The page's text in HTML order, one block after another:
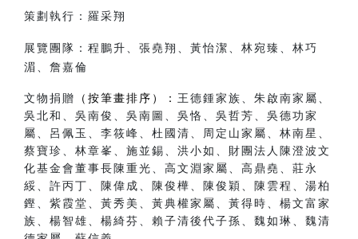
策劃執行：羅采翔
展覽團隊：程鵬升、張堯翔、黃怡潔、林宛臻、林巧
湄、詹嘉倫
文物捐贈 （按筆畫排序） ： 王德鍾家族、朱啟南家屬、
吳北和、吳南俊、吳南圖、吳恪、吳哲芳、吳德功家
屬、呂佩玉、李筱峰、杜國清、周定山家屬、林南星、
蔡寶珍、林章峯、施並錫、洪小如、財團法人陳澄波文
化基金會董事長陳重光、高文淵家屬、高鼎堯、莊永
綏、許丙丁、陳偉成、陳俊樺、陳俊穎、陳雲程、湯柏
鏗、紫霞堂、黃秀美、黃典權家屬、黃得時、楊文富家
族、楊智雄、楊綺芬、賴子清後代子孫、魏如琳、魏清